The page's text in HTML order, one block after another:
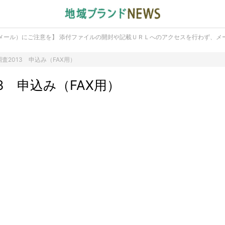
ール）にご注意を】 添付ファイルの開封や記載ＵＲＬへのアクセスを行わず、メ
査2013 申込み（FAX用）
申込み（FAX用）